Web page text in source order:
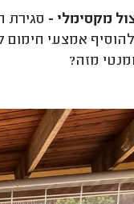
מקסימלי - סגירת
אמצעי
מזה?